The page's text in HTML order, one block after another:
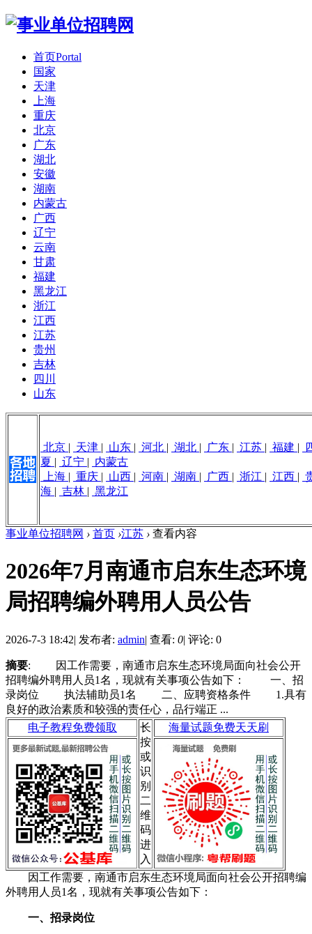
首页Portal
国家
天津
上海
重庆
北京
广东
湖北
安徽
湖南
内蒙古
广西
辽宁
云南
甘肃
福建
黑龙江
浙江
江西
江苏
贵州
吉林
四川
山东
北京 | 天津 | 山东 | 河北 | 湖北 | 广东 | 江苏 | 福建 |
夏 | 辽宁 | 内蒙古
上海 | 重庆 | 山西 | 河南 | 湖南 | 广西 | 浙江 | 江西 |
海 | 吉林 | 黑龙江
事业单位招聘网 › 首页 ›江苏 › 查看内容
2026年7月南通市启东生态环境
局招聘编外聘用人员公告
2026-7-3 18:42| 发布者: admin| 查看: 0| 评论: 0
摘要: 因工作需要，南通市启东生态环境局面向社会公开
招聘编外聘用人员1名，现就有关事项公告如下： 一、招
录岗位 执法辅助员1名 二、应聘资格条件 1.具有
良好的政治素质和较强的责任心，品行端正 ...
电子教程免费领取
长
按
或
识
别
二
维
码
进
入
海量试题免费天天刷
因工作需要，南通市启东生态环境局面向社会公开招聘编
外聘用人员1名，现就有关事项公告如下：
一、招录岗位